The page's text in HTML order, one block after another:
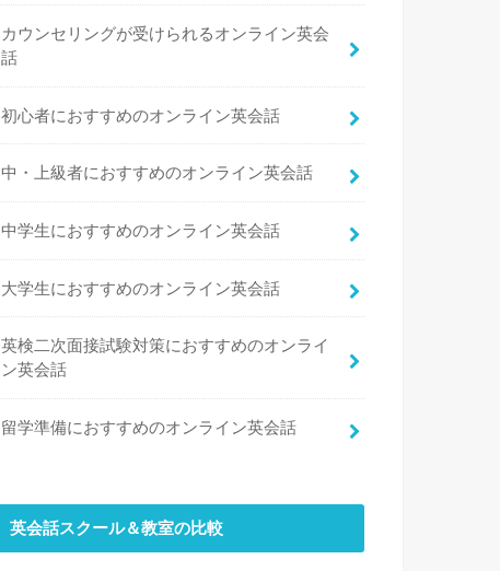
カウンセリングが受けられるオンライン英会
話
初心者におすすめのオンライン英会話
中・上級者におすすめのオンライン英会話
中学生におすすめのオンライン英会話
大学生におすすめのオンライン英会話
英検二次面接試験対策におすすめのオンライ
ン英会話
留学準備におすすめのオンライン英会話
英会話スクール＆教室の比較